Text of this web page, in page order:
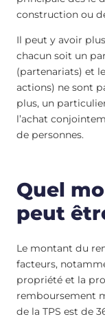
construction ou
Il peut y avoir
chacun soit un
(partenariats) et
actions) ne sont
plus, un
l’achat
de personnes.
Quel
peut
Le montant du
facteurs,
propriété et la
remboursement
de la TPS est de